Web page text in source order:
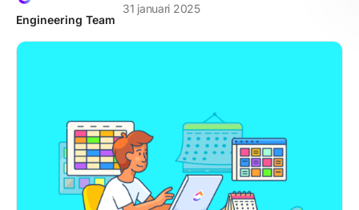
Engineering Team
31 januari 2025